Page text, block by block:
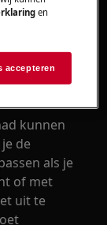
je je
kunnen
de
als je
of met
uit te
en
accepteren